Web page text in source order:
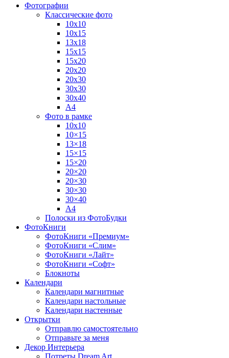
Фотографии
Классические фото
10х10
10х15
13х18
15х15
15х20
20х20
20х30
30х30
30х40
А4
Фото в рамке
10х10
10×15
13×18
15×15
15×20
20×20
20×30
30×30
30×40
A4
Полоски из ФотоБудки
ФотоКниги
ФотоКниги «Премиум»
ФотоКниги «Слим»
ФотоКниги «Лайт»
ФотоКниги «Софт»
Блокноты
Календари
Календари магнитные
Календари настольные
Календари настенные
Открытки
Отправлю самостоятельно
Отправьте за меня
Декор Интерьера
Потреты Dream Art